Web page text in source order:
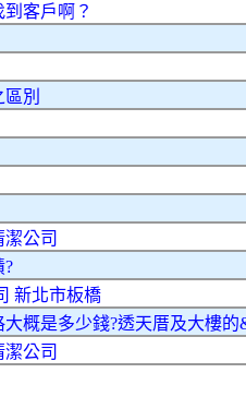
客戶啊？
別
公司
?
新北市板橋
概是多少錢?透天厝及大樓的
公司